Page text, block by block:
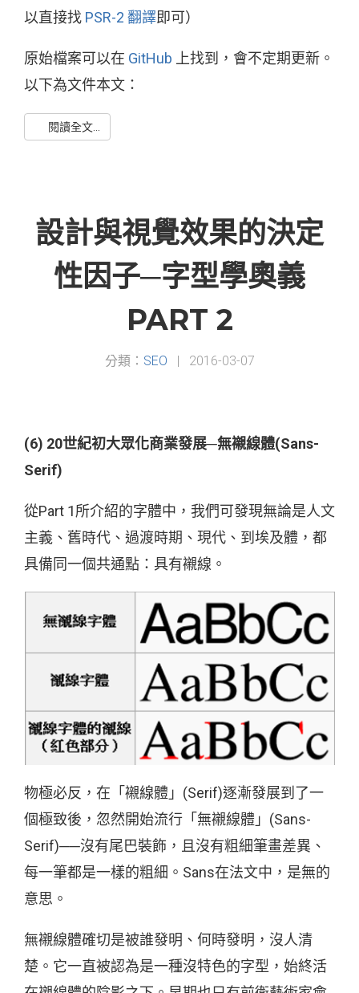
以直接找 PSR-2 翻譯即可）
原始檔案可以在 GitHub 上找到，會不定期更新。
以下為文件本文：
閱讀全文...
設計與視覺效果的決定
性因子─字型學奧義
PART 2
分類： SEO | 2016-03-07
(6) 20世紀初大眾化商業發展─無襯線體(Sans-
Serif)
從Part 1所介紹的字體中，我們可發現無論是人文
主義、舊時代、過渡時期、現代、到埃及體，都
具備同一個共通點：具有襯線。
物極必反，在「襯線體」(Serif)逐漸發展到了一
個極致後，忽然開始流行「無襯線體」(Sans-
Serif)──沒有尾巴裝飾，且沒有粗細筆畫差異、
每一筆都是一樣的粗細。Sans在法文中，是無的
意思。
無襯線體確切是被誰發明、何時發明，沒人清
楚。它一直被認為是一種沒特色的字型，始終活